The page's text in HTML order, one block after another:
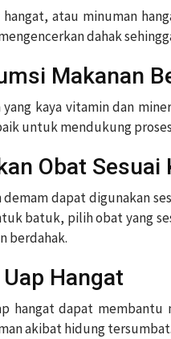
atau minuman
dahak
Makanan
yang kaya vitamin dan
untuk mendukung
Obat Sesuai
dapat digunakan
batuk, pilih obat yang
berdahak.
Hangat
hangat dapat membantu
akibat hidung tersumbat.